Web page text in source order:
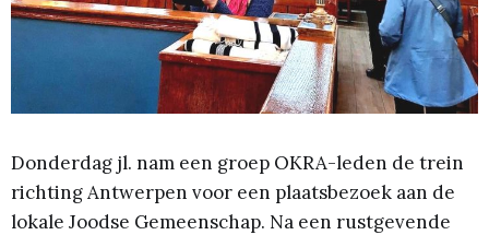
Donderdag jl. nam een groep OKRA-leden de trein
richting Antwerpen voor een plaatsbezoek aan de
lokale Joodse Gemeenschap. Na een rustgevende